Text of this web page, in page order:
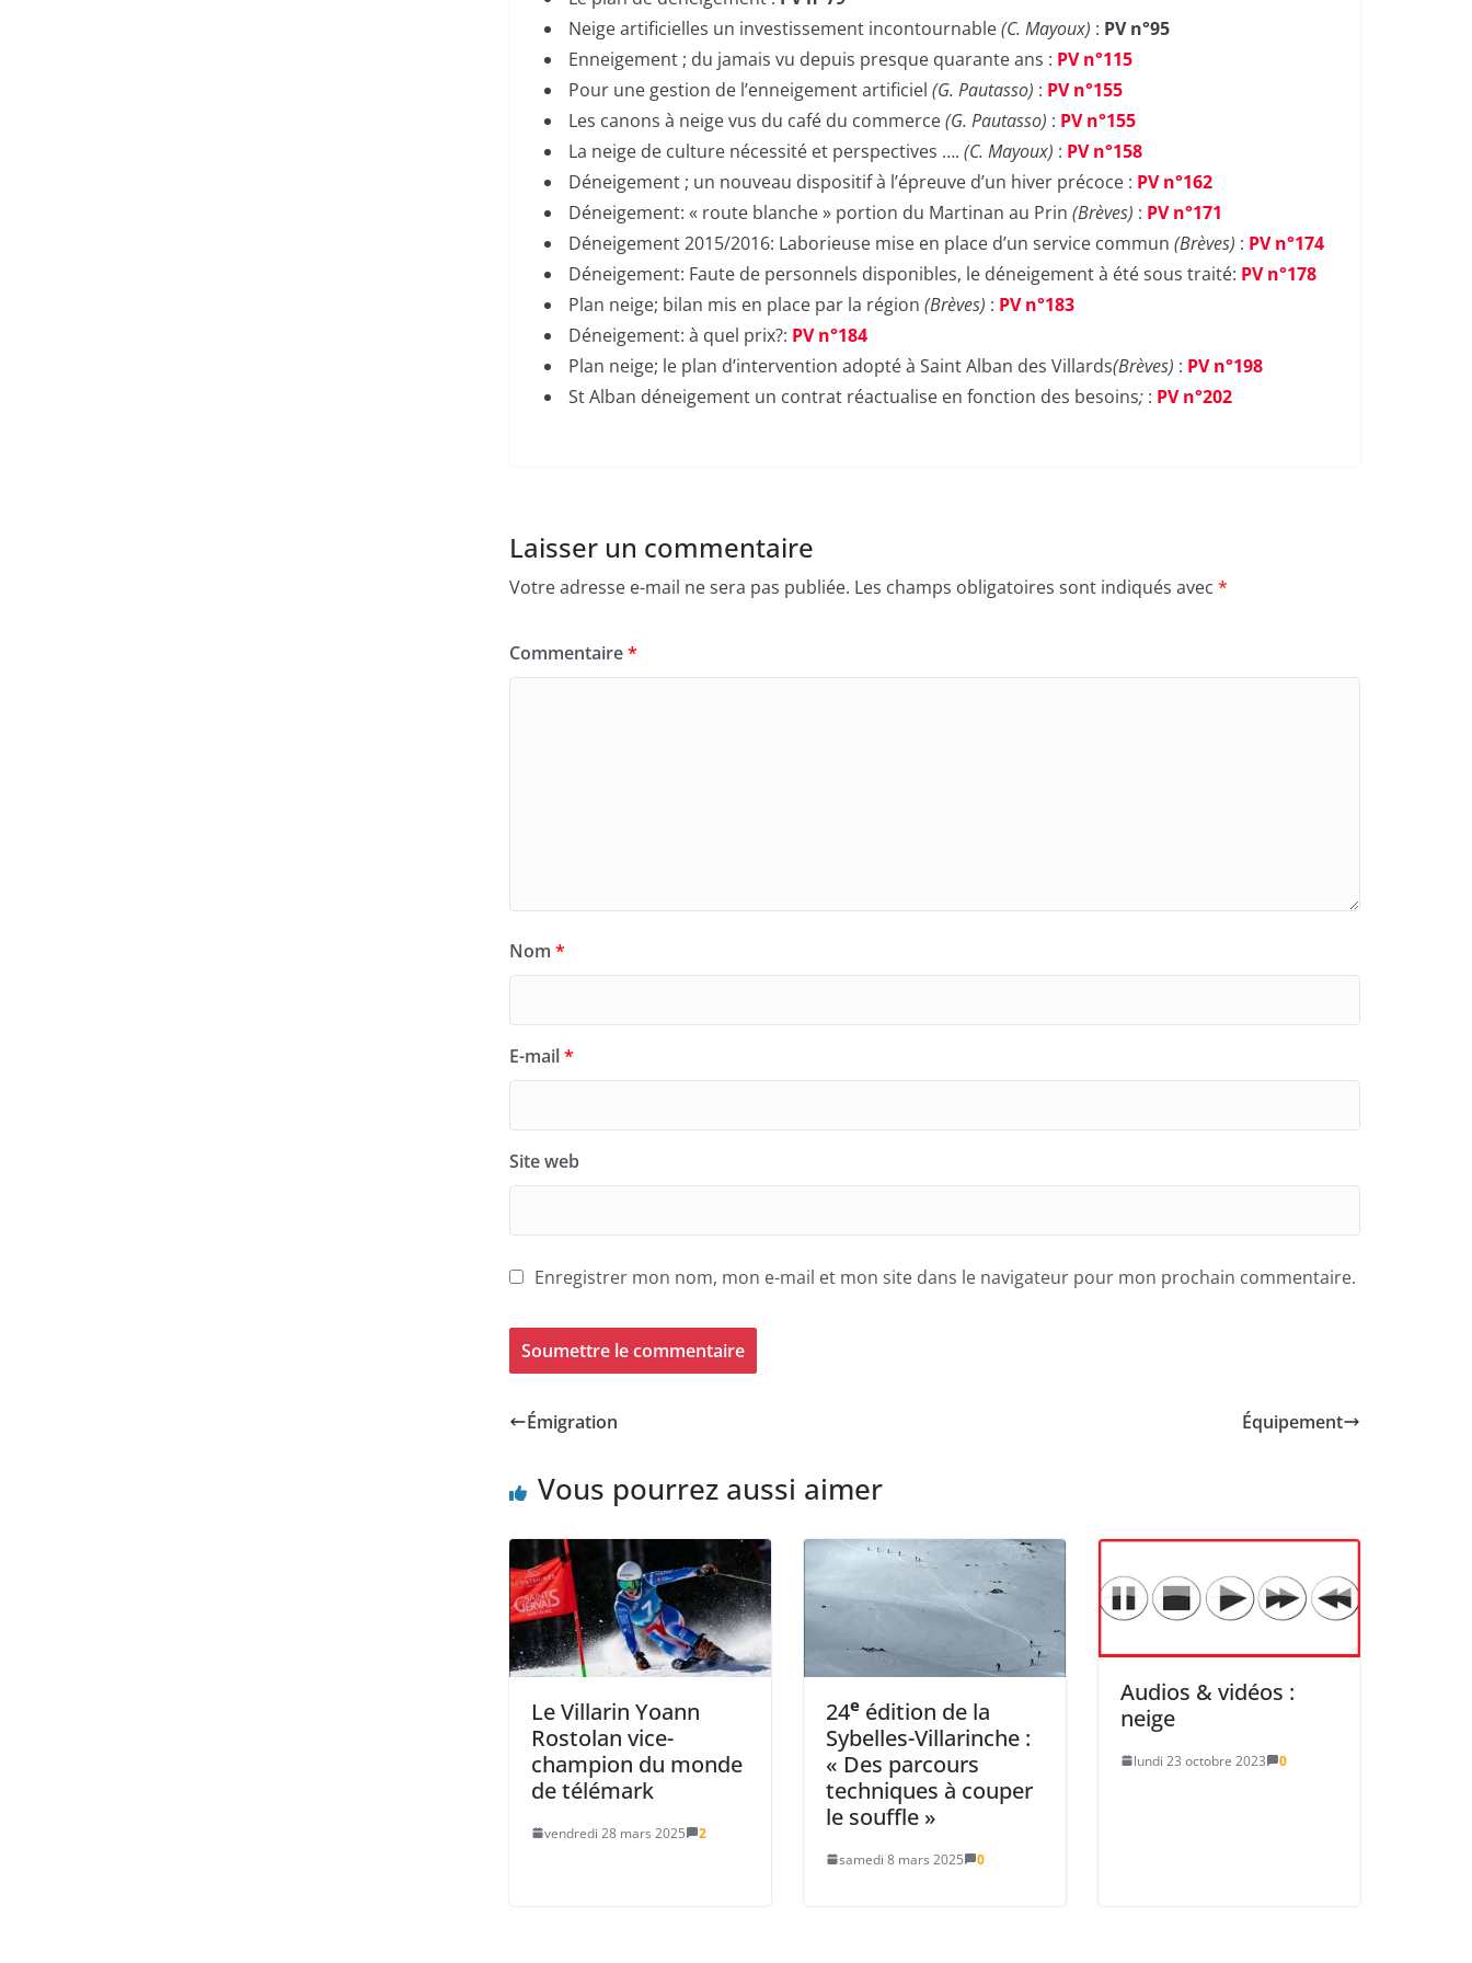
Neige artificielles un investissement incontournable(C. Mayoux) : PV n°95
Enneigement ; du jamais vu depuis presque quarante ans : PV n°115
Pour une gestion de l’enneigement artificiel (G. Pautasso) : PV n°155
Les canons à neige vus du café du commerce(G. Pautasso) : PV n°155
La neige de culture nécessité et perspectives …. (C. Mayoux) : PV n°158
Déneigement ; un nouveau dispositif à l’épreuve d’un hiver précoce : PV n°162
Déneigement: « route blanche » portion du Martinan au Prin (Brèves) : PV n°171
Déneigement 2015/2016: Laborieuse mise en place d’un service commun (Brèves) : PV n°174
Déneigement: Faute de personnels disponibles, le déneigement à été sous traité: PV n°178
Plan neige; bilan mis en place par la région (Brèves) : PV n°183
Déneigement: à quel prix?: PV n°184
Plan neige; le plan d’intervention adopté à Saint Alban des Villards(Brèves) : PV n°198
St Alban déneigement un contrat réactualise en fonction des besoins; : PV n°202
Laisser un commentaire
Votre adresse e-mail ne sera pas publiée. Les champs obligatoires sont indiqués avec *
Commentaire*
Nom *
E-mail*
Site web
Enregistrer mon nom, mon e-mail et mon site dans le navigateur pour mon prochain commentaire.
Émigration Équipement
Vous pourrez aussi aimer
Le Villarin Yoann
Rostolan vice-
champion du monde
de télémark
vendredi 28 mars 2025 2
24e édition de la
Sybelles-Villarinche :
« Des parcours
techniques à couper
le souffle »
samedi 8 mars 2025 0
Audios & vidéos :
neige
lundi 23 octobre 2023 0